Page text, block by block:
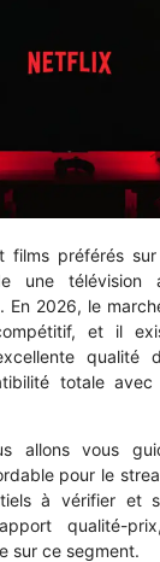
films préférés
une télévision
En 2026, le
et il
qualité
totale
allons vous
pour le
à vérifier et
qualité-
sur ce segment.